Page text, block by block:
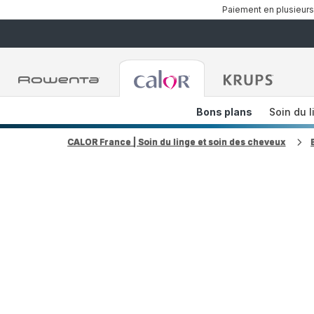
Paiement en
Accueil
Rowenta
Accueil
Rowenta
Accueil
Bons plans
Soin du
CALOR France | Soin du linge et soin des cheveux